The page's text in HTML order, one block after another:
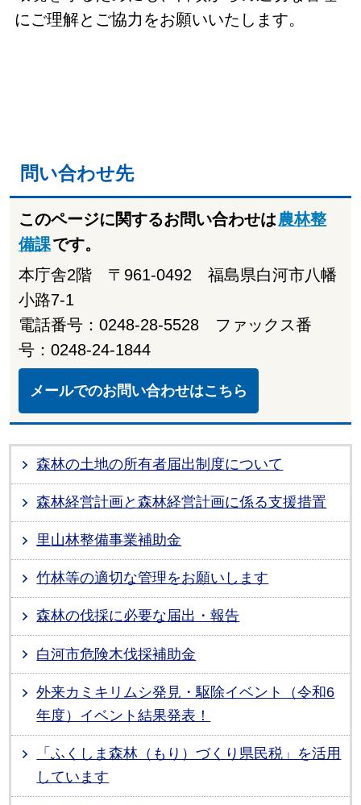
にご理解とご協力をお願いいたします。
問い合わせ先
このページに関するお問い合わせは農林整
備課です。
本庁舎2階 〒961-0492 福島県白河市八幡
小路7-1
電話番号：0248-28-5528 ファックス番
号：0248-24-1844
メールでのお問い合わせはこちら
森林の土地の所有者届出制度について
森林経営計画と森林経営計画に係る支援措置
里山林整備事業補助金
竹林等の適切な管理をお願いします
森林の伐採に必要な届出・報告
白河市危険木伐採補助金
外来カミキリムシ発見・駆除イベント（令和6
年度）イベント結果発表！
「ふくしま森林（もり）づくり県民税」を活用
しています